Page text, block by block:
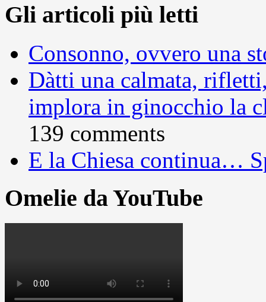
Gli articoli più letti
Consonno, ovvero una
Dàtti una calmata,
implora in ginocchio la
139 comments
E la Chiesa continua…
Omelie da YouTube